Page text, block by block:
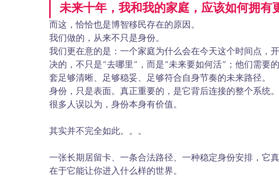
未来十年，我和我的家庭，应该如何拥有
而这，恰恰也是博智移民存在的原因。
我们做的，从来不只是身份。
我们更在意的是：一个家庭为什么会在今天这个时间点，
决的，不只是“去哪里”，而是“未来要如何活”；他们需要
套足够清晰、足够稳妥、足够符合自身节奏的未来路径。
身份，只是表面。真正重要的，是它背后连接的整个系统。
很多人误以为，身份本身有价值。
其实并不完全如此。。。
一张长期居留卡、一条合法路径、一种稳定身份安排，它
在于它能让你进入什么样的世界。